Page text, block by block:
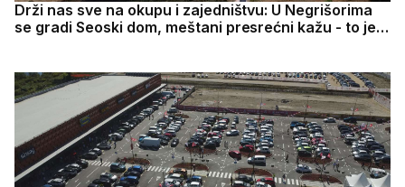
Drži nas sve na okupu i zajedništvu: U Negrišorima
se gradi Seoski dom, meštani presrećni kažu - to je